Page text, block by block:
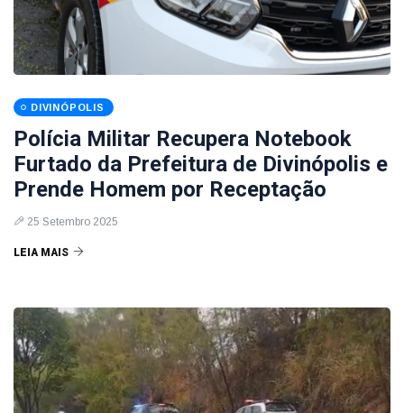
DIVINÓPOLIS
Polícia Militar Recupera Notebook
Furtado da Prefeitura de Divinópolis e
Prende Homem por Receptação
25 Setembro 2025
LEIA MAIS